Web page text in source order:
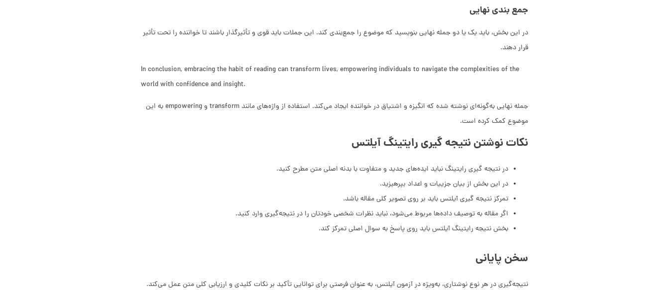
جمع بندی نهایی
در این بخش، باید یک یا دو جمله نهایی بنویسید که موضوع را جمع‌بندی کند. این جملات باید قوی و تأثیرگذار باشند تا خواننده را تحت تأثیر
قرار دهند.
In conclusion, embracing the habit of reading can transform lives, empowering individuals to navigate the complexities of the
world with confidence and insight.
جمله نهایی به‌گونه‌ای نوشته شده که انگیزه و اشتیاق در خواننده ایجاد می‌کند. استفاده از واژه‌های مانند transform و empowering به این
موضوع کمک کرده است.
نکات نوشتن نتیجه گیری رایتینگ آیلتس
در نتیجه گیری رایتینگ نباید ایده‌های جدید و متفاوت با بدنه اصلی متن مطرح کنید.
در این بخش از بیان جزییات و اعداد بپرهیزید.
تمرکز نتیجه گیری آیلتس باید بر روی تصویر کلی مقاله باشد.
اگر مقاله به توصیف داده‌ها مربوط می‌شود، نباید نظرات شخصی خودتان را در نتیجه‌گیری وارد کنید.
بخش نتیجه رایتینگ آیلتس باید روی پاسخ به سوال اصلی تمرکز کند.
سخن پایانی
نتیجه‌گیری در هر نوع نوشتاری، به‌ویژه در آزمون آیلتس، به عنوان فرصتی برای توانایی تأکید بر نکات کلیدی و ارزیابی کلی متن عمل می‌کند.